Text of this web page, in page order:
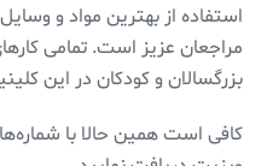
استفاده از بهترین مواد و
مراجعان عزیز است. تمامی
بزرگسالان و کودکان در این
کافی است همین حالا با